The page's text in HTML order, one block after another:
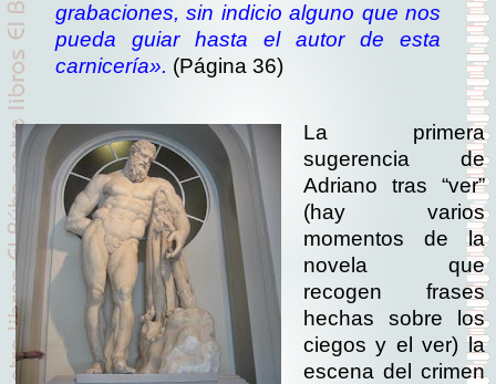
grabaciones, sin indicio alguno que nos
pueda guiar hasta el autor de esta
carnicería». (Página 36)
La primera
sugerencia de
Adriano tras “ver”
(hay varios
momentos de la
novela que
recogen frases
hechas sobre los
ciegos y el ver) la
escena del crimen